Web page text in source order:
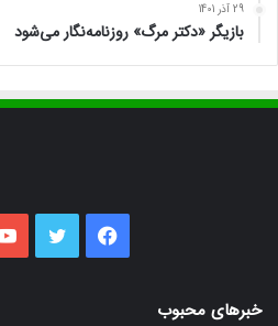
29 آذر 1401
بازیگر «دکتر مرگ» روزنامه‌نگار می‌شود
فیس
توییتر
خبرهای محبوب